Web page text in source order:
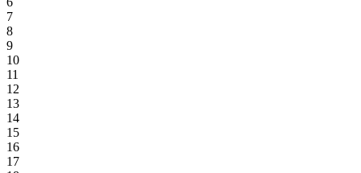
7
8
9
10
11
12
13
14
15
16
17